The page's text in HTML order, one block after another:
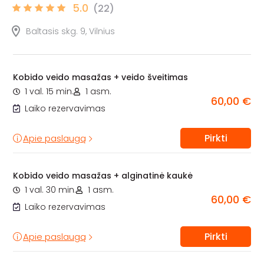
5.0 (22)
Baltasis skg. 9, Vilnius
Kobido veido masažas + veido šveitimas
1 val. 15 min.
1 asm.
Laiko rezervavimas
60,00 €
Apie paslaugą Pirkti
Kobido veido masažas + alginatinė kaukė
1 val. 30 min.
1 asm.
Laiko rezervavimas
60,00 €
Apie paslaugą Pirkti